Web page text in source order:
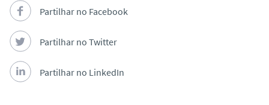
Partilhar no Facebook
Partilhar no Twitter
Partilhar no LinkedIn